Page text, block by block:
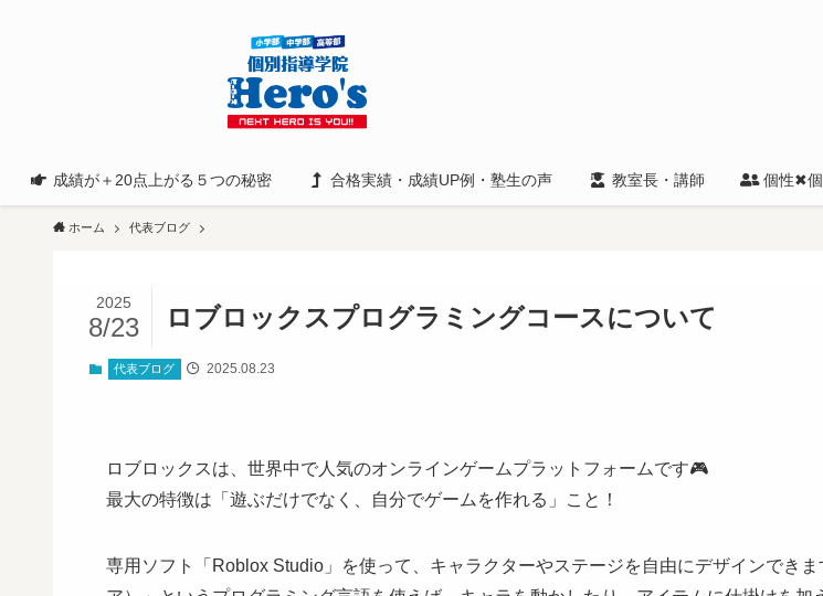
成績が＋20点上がる５つの秘密 合格実績・成績UP例・塾生の声 教室長・講師 個性✖個
ホーム 代表ブログ
ロブロックスプログラミングコースについて
2025
8/23
代表ブログ 2025.08.23
ロブロックスは、世界中で人気のオンラインゲームプラットフォームです🎮
最大の特徴は「遊ぶだけでなく、自分でゲームを作れる」こと！
専用ソフト「Roblox Studio」を使って、キャラクターやステージを自由にデザインでき